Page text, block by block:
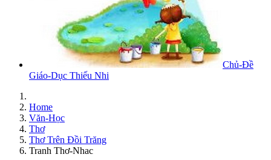
Chủ-Đề
Giáo-Dục Thiếu Nhi
Home
Văn-Học
Thơ
Thơ Trên Đồi Trăng
Tranh Thơ-Nhac